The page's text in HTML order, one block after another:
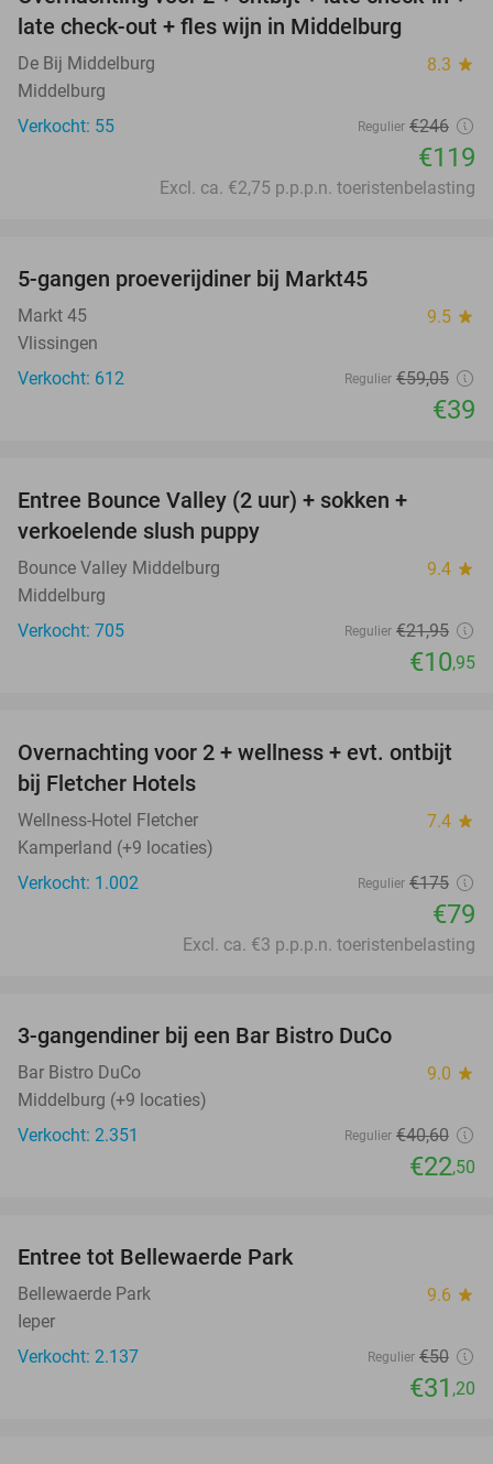
late check-out + fles wijn in Middelburg
De Bij Middelburg 8.3 star
Middelburg
Verkocht: 55
Regulier €246
€119
Excl. ca. €2,75 p.p.p.n. toeristenbelasting
5-gangen proeverijdiner bij Markt45
Markt 45 9.5 star
Vlissingen
Verkocht: 612
Regulier €59,05
€39
Entree Bounce Valley (2 uur) + sokken +
verkoelende slush puppy
Bounce Valley Middelburg 9.4 star
Middelburg
Verkocht: 705
Regulier €21,95
€10,95
55%
Overnachting voor 2 + wellness + evt. ontbijt
bij Fletcher Hotels
Wellness-Hotel Fletcher 7.4 star
Kamperland (+9 locaties)
Verkocht: 1.002
Regulier €175
€79
Excl. ca. €3 p.p.p.n. toeristenbelasting
3-gangendiner bij een Bar Bistro DuCo
Bar Bistro DuCo 9.0 star
Middelburg (+9 locaties)
Verkocht: 2.351
Regulier €40,60
€22,50
Entree tot Bellewaerde Park
Bellewaerde Park 9.6 star
Ieper
Verkocht: 2.137
Regulier €50
€31 ,20